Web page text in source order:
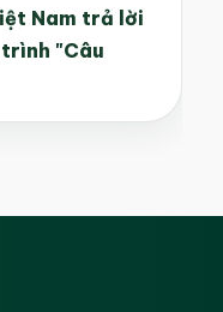
Nam trả lời
"Câu